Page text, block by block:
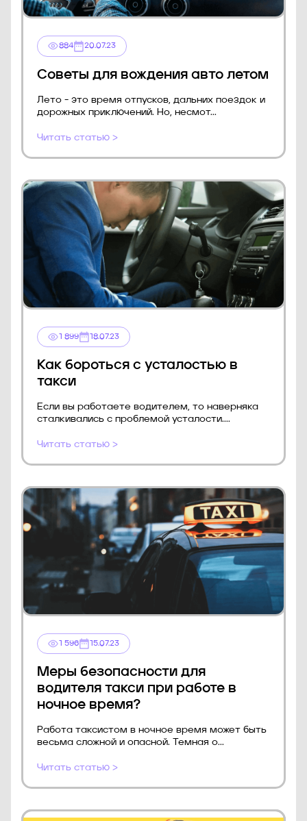
884 20.07.23
Советы для вождения авто летом
Лето - это время отпусков, дальних поездок и
дорожных приключений. Но, несмот...
Читать статью >
1 899 18.07.23
Как бороться с усталостью в
такси
Если вы работаете водителем, то наверняка
сталкивались с проблемой усталости....
Читать статью >
1 596 15.07.23
Меры безопасности для
водителя такси при работе в
ночное время?
Работа таксистом в ночное время может быть
весьма сложной и опасной. Темная о...
Читать статью >